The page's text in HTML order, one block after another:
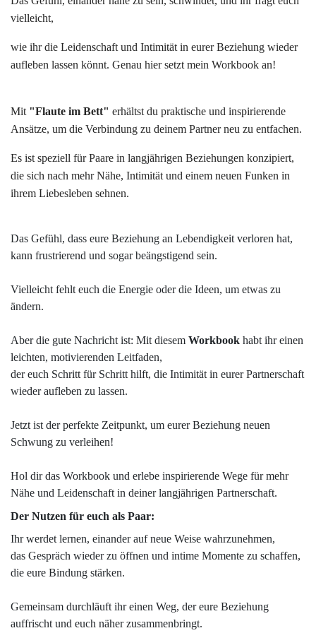
vielleicht,
wie ihr die Leidenschaft und Intimität in eurer Beziehung wieder
aufleben lassen könnt. Genau hier setzt mein Workbook an!
Mit "Flaute im Bett" erhältst du praktische und inspirierende
Ansätze, um die Verbindung zu deinem Partner neu zu entfachen.
Es ist speziell für Paare in langjährigen Beziehungen konzipiert,
die sich nach mehr Nähe, Intimität und einem neuen Funken in
ihrem Liebesleben sehnen.
Das Gefühl, dass eure Beziehung an Lebendigkeit verloren hat,
kann frustrierend und sogar beängstigend sein.
Vielleicht fehlt euch die Energie oder die Ideen, um etwas zu
ändern.
Aber die gute Nachricht ist: Mit diesem Workbook habt ihr einen
leichten, motivierenden Leitfaden,
der euch Schritt für Schritt hilft, die Intimität in eurer Partnerschaft
wieder aufleben zu lassen.
Jetzt ist der perfekte Zeitpunkt, um eurer Beziehung neuen
Schwung zu verleihen!
Hol dir das Workbook und erlebe inspirierende Wege für mehr
Nähe und Leidenschaft in deiner langjährigen Partnerschaft.
Der Nutzen für euch als Paar:
Ihr werdet lernen, einander auf neue Weise wahrzunehmen,
das Gespräch wieder zu öffnen und intime Momente zu schaffen,
die eure Bindung stärken.
Gemeinsam durchläuft ihr einen Weg, der eure Beziehung
auffrischt und euch näher zusammenbringt.